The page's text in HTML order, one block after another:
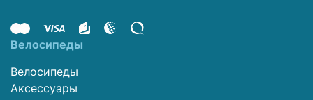
Велосипеды
Велосипеды
Аксессуары